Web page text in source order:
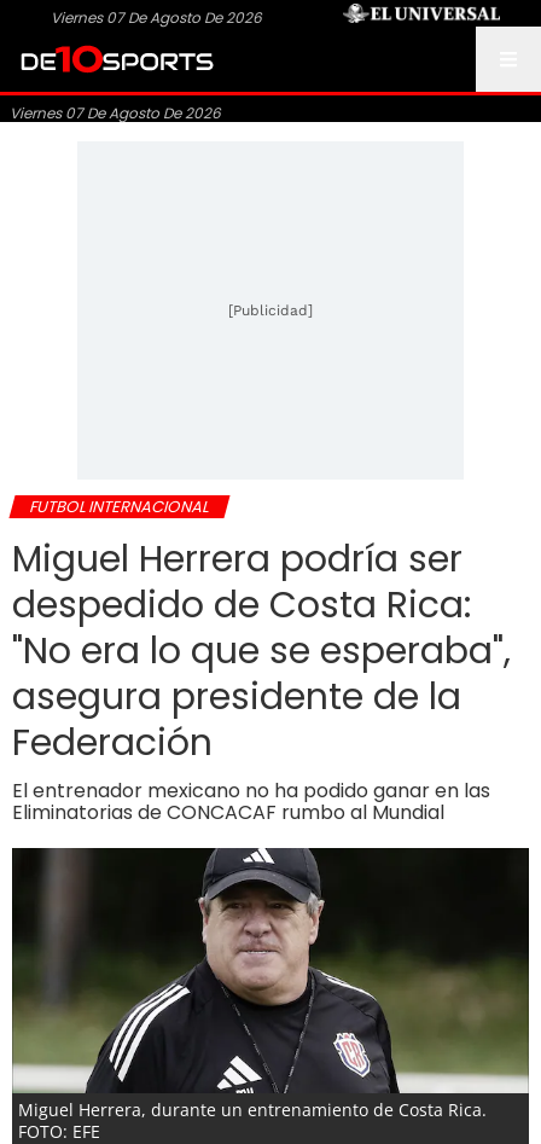
Viernes 07 De Agosto De 2026
Viernes 07 De Agosto De 2026
[Publicidad]
FUTBOL INTERNACIONAL
Miguel Herrera podría ser
despedido de Costa Rica:
"No era lo que se esperaba",
asegura presidente de la
Federación
El entrenador mexicano no ha podido ganar en las
Eliminatorias de CONCACAF rumbo al Mundial
Miguel Herrera, durante un entrenamiento de Costa Rica.
FOTO: EFE